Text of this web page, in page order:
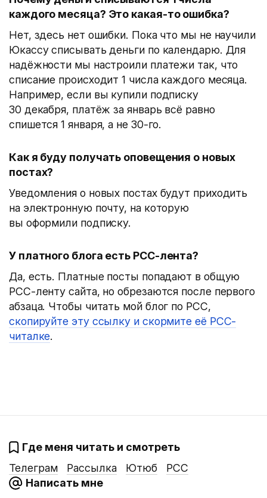
каждого месяца? Это какая-то ошибка?
Нет, здесь нет ошибки. Пока что мы не научили
Юкассу списывать деньги по календарю. Для
надёжности мы настроили платежи так, что
списание происходит 1 числа каждого месяца.
Например, если вы купили подписку
30 декабря, платёж за январь всё равно
спишется 1 января, а не 30-го.
Как я буду получать оповещения о новых
постах?
Уведомления о новых постах будут приходить
на электронную почту, на которую
вы оформили подписку.
У платного блога есть РСС-лента?
Да, есть. Платные посты попадают в общую
РСС-ленту сайта, но обрезаются после первого
абзаца. Чтобы читать мой блог по РСС,
скопируйте эту ссылку и скормите её РСС-
читалке.
Где меня читать и смотреть
Телеграм
Рассылка Ютюб
РСС
Написать мне